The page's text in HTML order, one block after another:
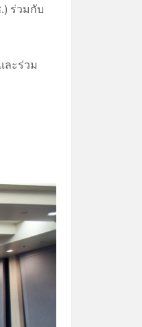
ร่วมกับ
ละร่วม